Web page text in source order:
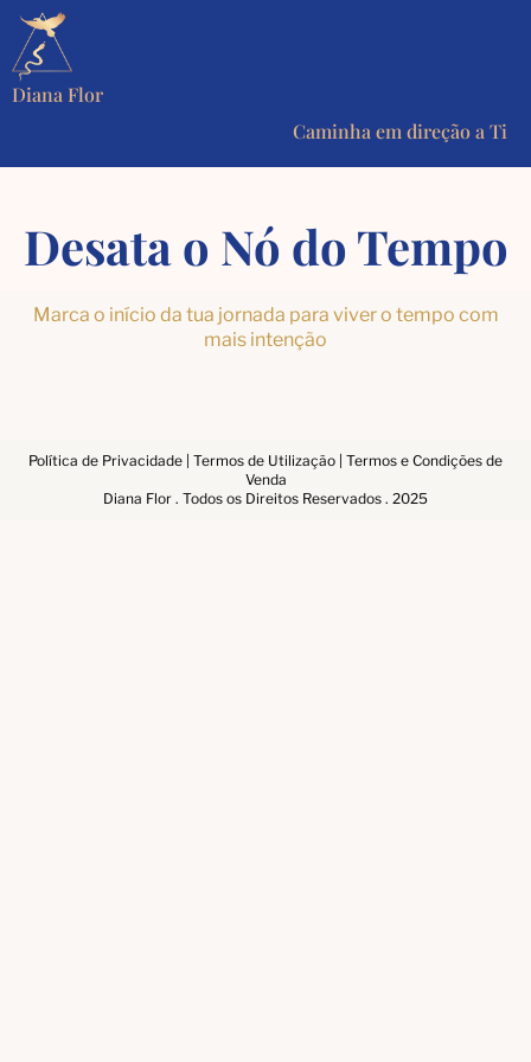
Diana Flor
Caminha em direção a Ti
Desata o Nó do Tempo
Marca o início da tua jornada para viver o tempo com
mais intenção
Política de Privacidade Termos de Utilização Termos e Condições de
Venda
Diana Flor . Todos os Direitos Reservados . 2025